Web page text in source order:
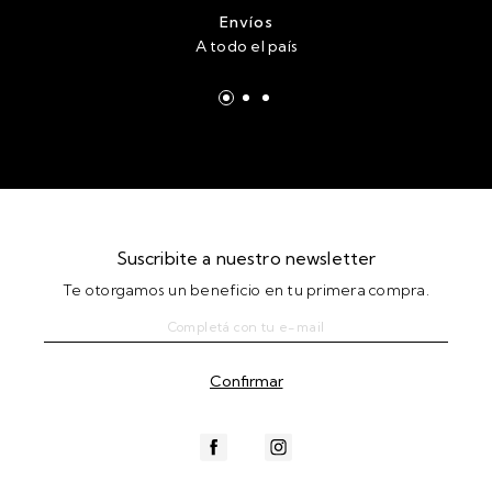
Envíos
A todo el país
Suscribite a nuestro newsletter
Te otorgamos un beneficio en tu primera compra.